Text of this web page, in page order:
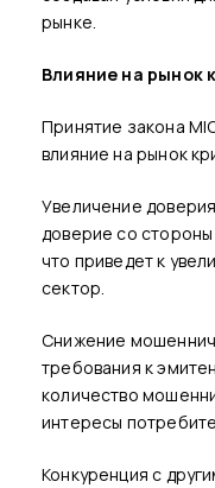
рынке.
Влияние на рынок
Принятие закона MICA может оказать значительное
влияние на рынок
Увеличение доверия: Четкие правила могут повысить
доверие со стороны
что приведет к
сектор.
Снижение мошенничества: Более строгие
требования к
количество
интересы
Конкуренция с другими регионами: Европа может